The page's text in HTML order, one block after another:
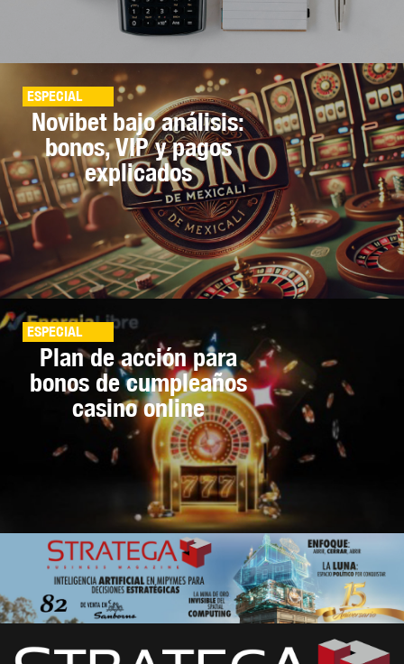
ESPECIAL
Novibet bajo análisis:
bonos, VIP y pagos
explicados
ESPECIAL
Plan de acción para
bonos de cumpleaños
casino online